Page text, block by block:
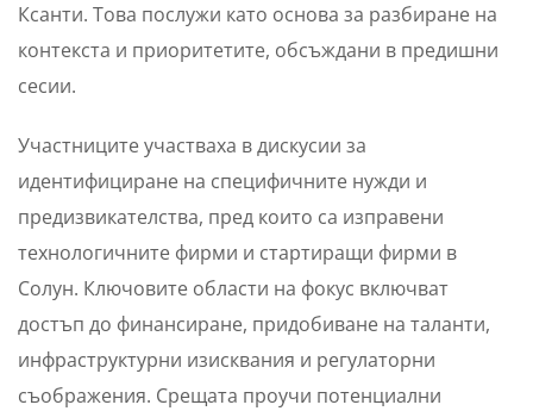
Ксанти. Това послужи като основа за разбиране на
контекста и приоритетите, обсъждани в предишни
сесии.
Участниците участваха в дискусии за
идентифициране на специфичните нужди и
предизвикателства, пред които са изправени
технологичните фирми и стартиращи фирми в
Солун. Ключовите области на фокус включват
достъп до финансиране, придобиване на таланти,
инфраструктурни изисквания и регулаторни
съображения. Срещата проучи потенциални